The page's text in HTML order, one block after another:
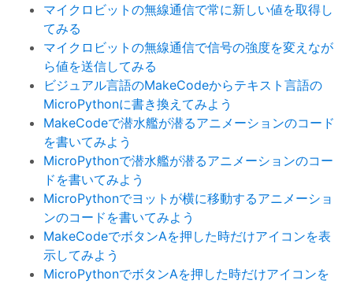
マイクロビットの無線通信で常に新しい値を取得し
てみる
マイクロビットの無線通信で信号の強度を変えなが
ら値を送信してみる
ビジュアル言語のMakeCodeからテキスト言語の
MicroPythonに書き換えてみよう
MakeCodeで潜水艦が潜るアニメーションのコード
を書いてみよう
MicroPythonで潜水艦が潜るアニメーションのコー
ドを書いてみよう
MicroPythonでヨットが横に移動するアニメーショ
ンのコードを書いてみよう
MakeCodeでボタンAを押した時だけアイコンを表
示してみよう
MicroPythonでボタンAを押した時だけアイコンを